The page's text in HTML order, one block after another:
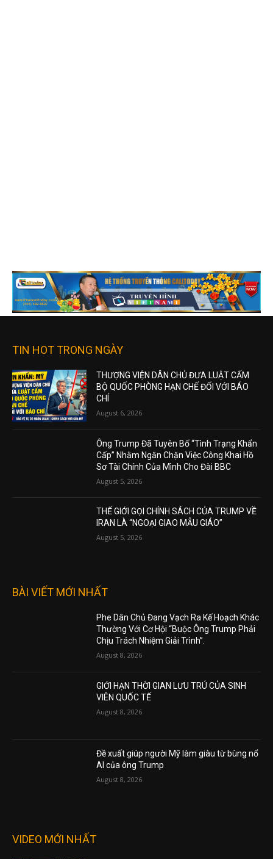
TIN HOT TRONG NGÀY
THƯỢNG VIỆN DÂN CHỦ ĐƯA LUẬT CẤM
BỘ QUỐC PHÒNG HẠN CHẾ ĐỐI VỚI BÁO
CHÍ
August 6, 2026
Ông Trump Đã Tuyên Bố “Tình Trạng Khẩn
Cấp” Nhằm Ngăn Chặn Việc Công Khai Hồ
Sơ Tài Chính Của Mình Cho Đài BBC
August 5, 2026
THẾ GIỚI GỌI CHÍNH SÁCH CỦA TRUMP VỀ
IRAN LÀ “NGOẠI GIAO MẪU GIÁO”
August 5, 2026
BÀI VIẾT MỚI NHẤT
Phe Dân Chủ Đang Vạch Ra Kế Hoạch Khác
Thường Với Cơ Hội “Buộc Ông Trump Phải
Chịu Trách Nhiệm Giải Trình”.
August 8, 2026
GIỚI HẠN THỜI GIAN LƯU TRÚ CỦA SINH
VIÊN QUỐC TẾ
August 8, 2026
Đề xuất giúp người Mỹ làm giàu từ bùng nổ
AI của ông Trump
August 8, 2026
VIDEO MỚI NHẤT